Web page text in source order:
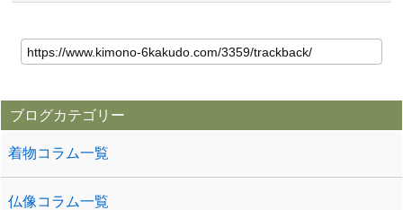
ブログカテゴリー
着物コラム一覧
仏像コラム一覧